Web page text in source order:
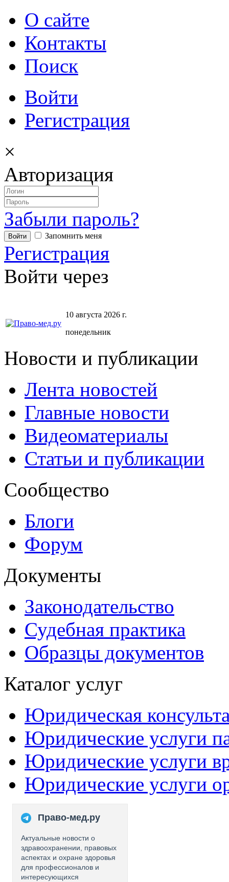
О сайте
Контакты
Поиск
Войти
Регистрация
×
Авторизация
Забыли пароль?
Запомнить меня
Регистрация
Войти через
10 августа 2026 г.
понедельник
Новости и публикации
Лента новостей
Главные новости
Видеоматериалы
Статьи и публикации
Сообщество
Блоги
Форум
Документы
Законодательство
Судебная практика
Образцы документов
Каталог услуг
Юридическая
Юридические услуги
Юридические услуги
Юридические услуги
Право-мед.ру
Актуальные новости о
здравоохранении, правовых
аспектах и охране здоровья
для профессионалов и
интересующихся